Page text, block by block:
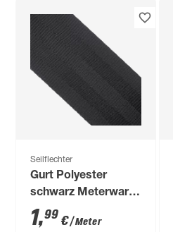
Seilflechter
Gurt Polyester
schwarz Meterware
50 mm
1,99 €/ Meter